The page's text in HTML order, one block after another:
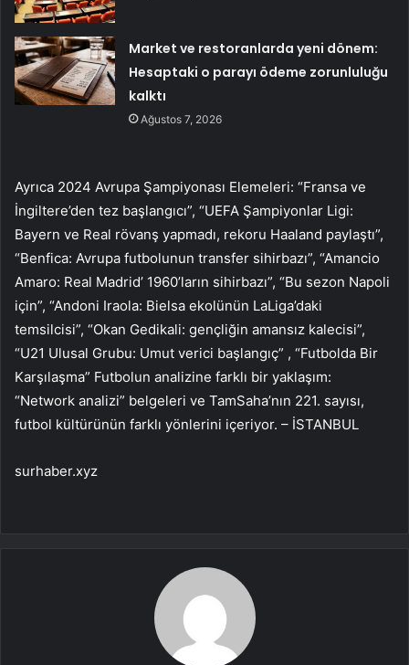
Market ve restoranlarda yeni dönem:
Hesaptaki o parayı ödeme zorunluluğu
kalktı
Ağustos 7, 2026
Ayrıca 2024 Avrupa Şampiyonası Elemeleri: “Fransa ve
İngiltere’den tez başlangıcı”, “UEFA Şampiyonlar Ligi:
Bayern ve Real rövanş yapmadı, rekoru Haaland paylaştı”,
“Benfica: Avrupa futbolunun transfer sihirbazı”, “Amancio
Amaro: Real Madrid’ 1960’ların sihirbazı”, “Bu sezon Napoli
için”, “Andoni Iraola: Bielsa ekolünün LaLiga’daki
temsilcisi”, “Okan Gedikali: gençliğin amansız kalecisi”,
“U21 Ulusal Grubu: Umut verici başlangıç” , “Futbolda Bir
Karşılaşma” Futbolun analizine farklı bir yaklaşım:
“Network analizi” belgeleri ve TamSaha’nın 221. sayısı,
futbol kültürünün farklı yönlerini içeriyor. – İSTANBUL
surhaber.xyz